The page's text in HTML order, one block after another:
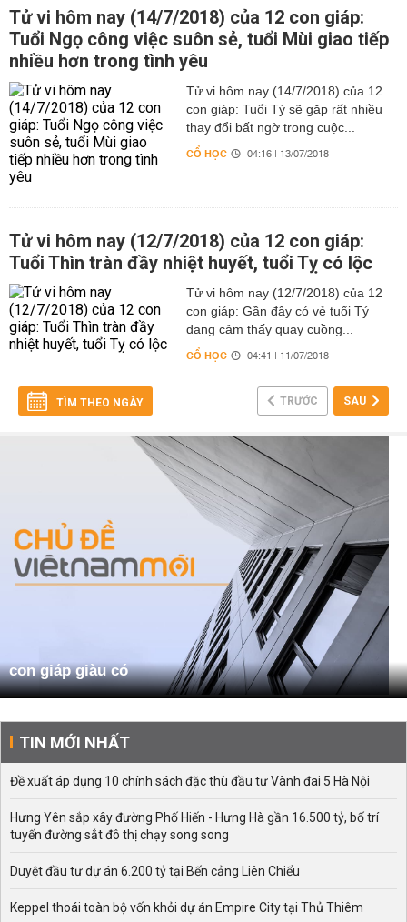
Tử vi hôm nay (14/7/2018) của 12 con giáp:
Tuổi Ngọ công việc suôn sẻ, tuổi Mùi giao tiếp
nhiều hơn trong tình yêu
Tử vi hôm nay (14/7/2018) của 12
con giáp: Tuổi Tý sẽ gặp rất nhiều
thay đổi bất ngờ trong cuộc...
CỔ HỌC 04:16 | 13/07/2018
Tử vi hôm nay (12/7/2018) của 12 con giáp:
Tuổi Thìn tràn đầy nhiệt huyết, tuổi Tỵ có lộc
Tử vi hôm nay (12/7/2018) của 12
con giáp: Gần đây có vẻ tuổi Tý
đang cảm thấy quay cuồng...
CỔ HỌC 04:41 | 11/07/2018
TÌM THEO NGÀY TRƯỚC SAU
con giáp giàu có
TIN MỚI NHẤT
Đề xuất áp dụng 10 chính sách đặc thù đầu tư Vành đai 5 Hà Nội
Hưng Yên sắp xây đường Phố Hiến - Hưng Hà gần 16.500 tỷ, bố trí
tuyến đường sắt đô thị chạy song song
Duyệt đầu tư dự án 6.200 tỷ tại Bến cảng Liên Chiểu
Keppel thoái toàn bộ vốn khỏi dự án Empire City tại Thủ Thiêm